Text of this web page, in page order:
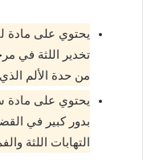
يحتوي على مادة
تخدير اللثة في
من حدة الألم
يحتوي على مادة
بدور كبير في
التهابات اللثة